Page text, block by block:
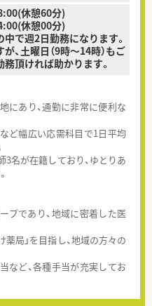
休憩60分)
休憩00分)
で週2日勤務になります。
、土曜日（9時〜14時）もご
頂ければ助かります。
あり、通勤に非常に便利な
ど幅広い応需科目で1日平均
名が在籍しており、ゆとりあ
であり、地域に密着した医
局」を目指し、地域の方々の
など、各種手当が充実してお